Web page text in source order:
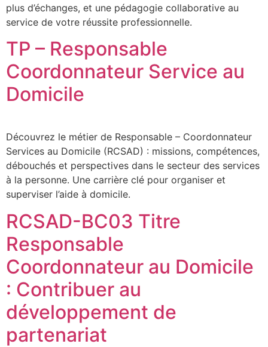
plus d’échanges, et une pédagogie collaborative au
service de votre réussite professionnelle.
TP – Responsable
Coordonnateur Service au
Domicile
Découvrez le métier de Responsable – Coordonnateur
Services au Domicile (RCSAD) : missions, compétences,
débouchés et perspectives dans le secteur des services
à la personne. Une carrière clé pour organiser et
superviser l’aide à domicile.
RCSAD-BC03 Titre
Responsable
Coordonnateur au Domicile
: Contribuer au
développement de
partenariat